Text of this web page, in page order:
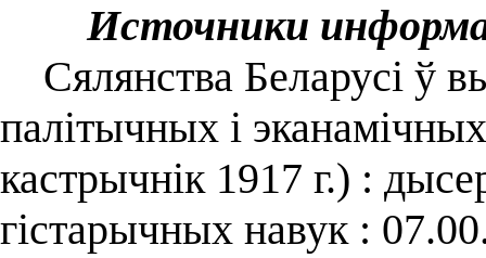
Источники
Сялянства Беларусі ў
палітычных і
кастрычнік 1917 г.) :
гістарычных навук :